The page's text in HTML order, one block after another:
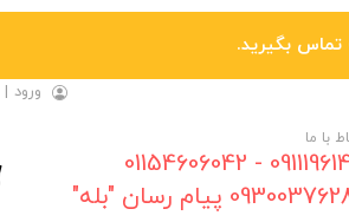
ورود |
با ما
09111961461 - 01154606042
پیام رسان "بله"